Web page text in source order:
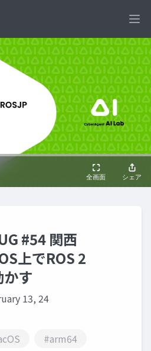
#54 関西
上でROS 2
す
13, 24
#arm64